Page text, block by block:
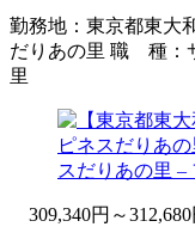
勤務地： 東京都東大
だりあの里 職 種：
里
309,340円～